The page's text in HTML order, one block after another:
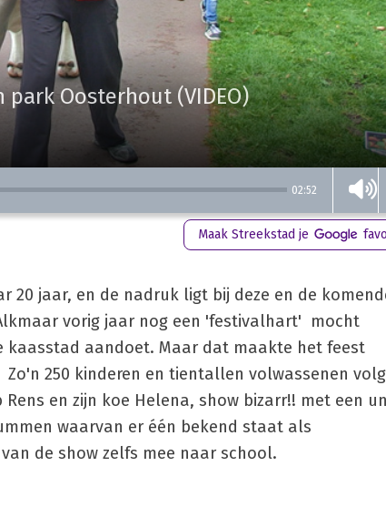
02:52
Oosterhout (VIDEO)
Maak Streekstad je
20 jaar, en de nadruk ligt bij deze en de
vorig jaar nog een 'festivalhart' mocht
aandoet. Maar dat maakte het feest
250 kinderen en tientallen volwassenen
en zijn koe Helena, show bizarr!! met een
waarvan er één bekend staat als
de show zelfs mee naar school.